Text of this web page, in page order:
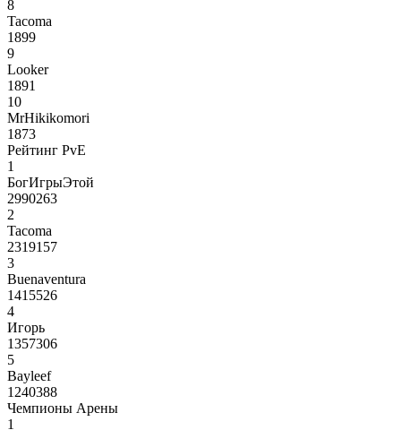
8
Tacoma
1899
9
Looker
1891
10
MrHikikomori
1873
Рейтинг PvE
1
БогИгрыЭтой
2990263
2
Tacoma
2319157
3
Buenaventura
1415526
4
Игорь
1357306
5
Bayleef
1240388
Чемпионы Арены
1